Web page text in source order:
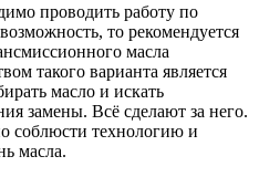
проводить работу по
то рекомендуется
масла
такого варианта является
масло и искать
замены. Всё сделают за него.
соблюсти технологию и
масла.